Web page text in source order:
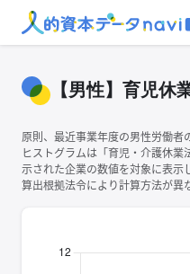
【男性】育児休
原則、最近事業年度の男性労働者
ヒストグラムは「育児・介護休
示された企業の数値を対象に表示
算出根拠法令により計算方法が